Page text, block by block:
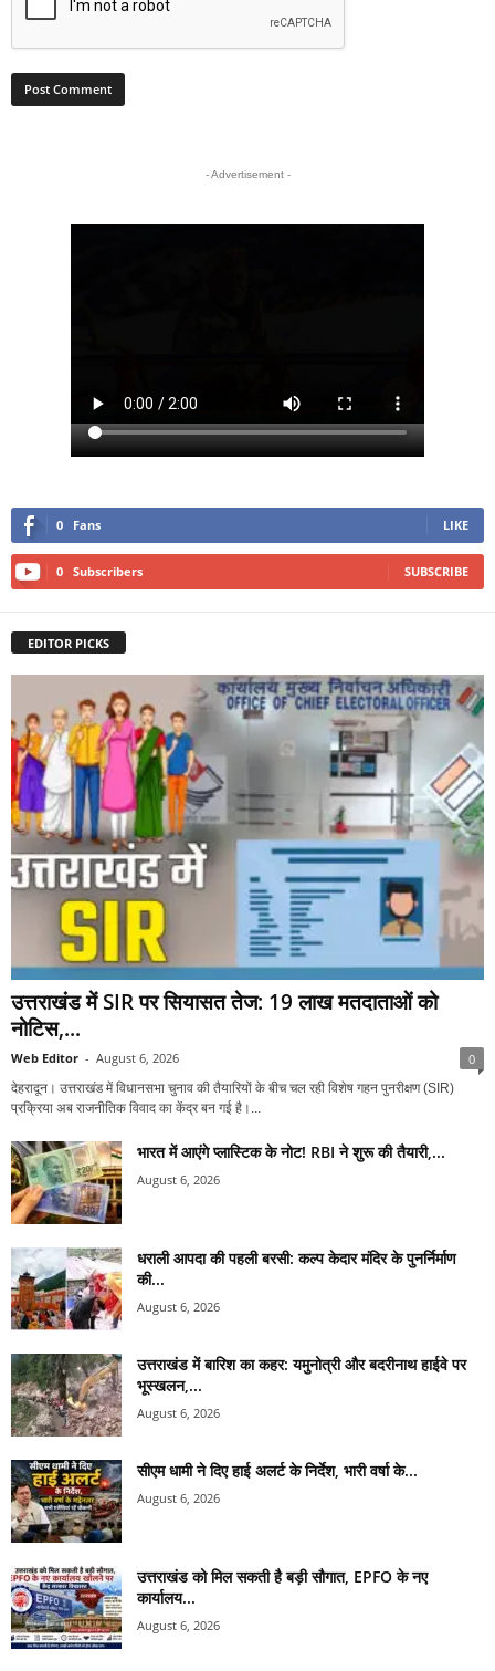
- Advertisement -
0 Fans LIKE
0 Subscribers SUBSCRIBE
EDITOR PICKS
उत्तराखंड में SIR पर सियासत तेज: 19 लाख मतदाताओं को
नोटिस,...
Web Editor - August 6, 2026 0
देहरादून। उत्तराखंड में विधानसभा चुनाव की तैयारियों के बीच चल रही विशेष गहन पुनरीक्षण (SIR)
प्रक्रिया अब राजनीतिक विवाद का केंद्र बन गई है।...
भारत में आएंगे प्लास्टिक के नोट! RBI ने शुरू की तैयारी,...
August 6, 2026
धराली आपदा की पहली बरसी: कल्प केदार मंदिर के पुनर्निर्माण
की...
August 6, 2026
उत्तराखंड में बारिश का कहर: यमुनोत्री और बदरीनाथ हाईवे पर
भूस्खलन,...
August 6, 2026
सीएम धामी ने दिए हाई अलर्ट के निर्देश, भारी वर्षा के...
August 6, 2026
उत्तराखंड को मिल सकती है बड़ी सौगात, EPFO के नए
कार्यालय...
August 6, 2026